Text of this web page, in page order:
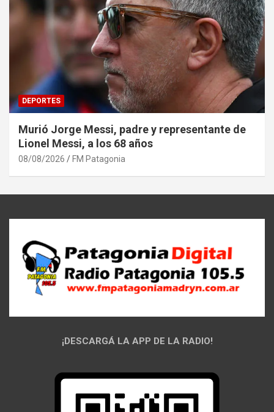
DEPORTES
Murió Jorge Messi, padre y representante de
Lionel Messi, a los 68 años
08/08/2026 FM Patagonia
¡DESCARGÁ LA APP DE LA RADIO!